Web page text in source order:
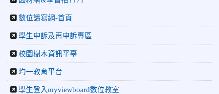
數位讀寫網-首頁
學生申訴及再申訴專區
校園樹木資訊平臺
均一教育平台
學生登入myviewboard數位教室